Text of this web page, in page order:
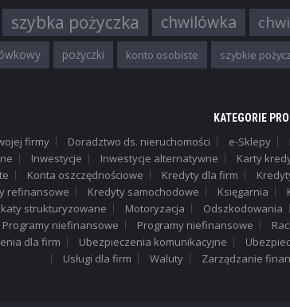
szybka pożyczka chwilówka
pożyczki konto osobiste szybkie
KATEGORIE
firmy Doradztwo ds. nieruchomości e-Sklepy
Inwestycje Inwestycje alternatywne Karty
Konta oszczędnościowe Kredyty dla firm
refinansowe Kredyty samochodowe Księgarnia
strukturyzowane Motoryzacja Odszkodowania
Programy niefinansowe Programy niefinansowe
dla firm Ubezpieczenia komunikacyjne
Usługi dla firm
Waluty Zarządzanie